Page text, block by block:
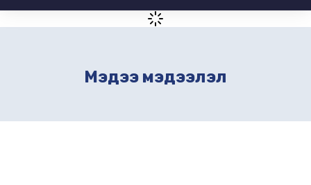
Мэдээ мэдээлэл